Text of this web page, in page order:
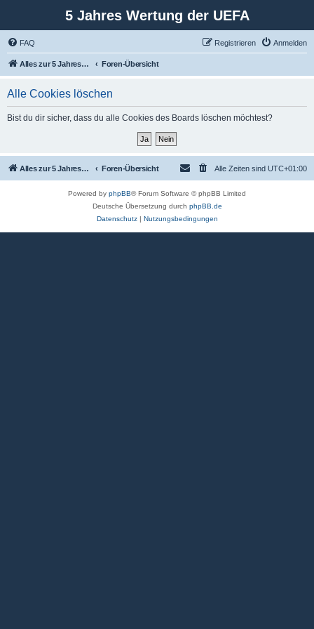
5 Jahres Wertung der UEFA
FAQ Anmelden
Registrieren
Alles zur 5 Jahreswertung / Tabelle der UEFA mit vielen Statistiken. Foren-Übersicht
Alle Cookies löschen
Bist du dir sicher, dass du alle Cookies des Boards löschen möchtest?
Alles zur 5 Jahreswertung / Tabelle der UEFA mit vielen Statistiken. Foren-Übersicht Alle Zeiten sind UTC+01:00
Powered by phpBB® Forum Software © phpBB Limited
Deutsche Übersetzung durch phpBB.de
Datenschutz| Nutzungsbedingungen